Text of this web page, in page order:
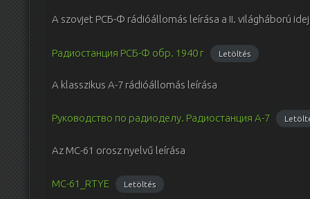
A szovjet РСБ-Ф rádióállomás leírása a II. világháború
Радиостанция РСБ-Ф обр. 1940 г Letöltés
A klasszikus A-7 rádióállomás leírása
Руководство по радиоделу. Радиостанция А-7
Az MC-61 orosz nyelvű leírása
MC-61_RTYE Letöltés